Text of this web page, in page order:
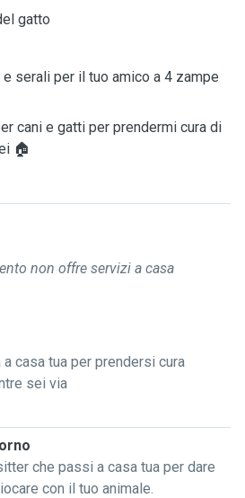
gatto
serali per il tuo amico a 4 zampe
cani e gatti per prendermi cura di
🏠
non offre servizi a casa
casa tua per prendersi cura
sei via
che passi a casa tua per dare
con il tuo animale.